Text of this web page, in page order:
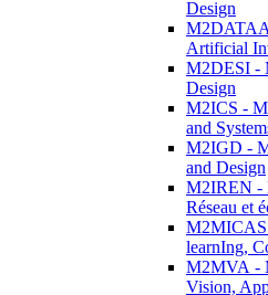
Design
Artificial
M2DESI -
Design
M2ICS -
and
M2IGD -
and Design
M2IREN -
Réseau et
learnIng,
M2MVA -
Vision,